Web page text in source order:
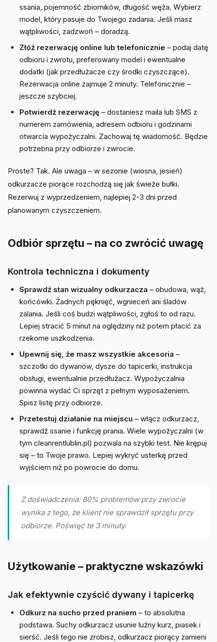
ssania, pojemność zbiorników, długość węża. Wybierz
model, który pasuje do Twojego zadania. Jeśli masz
wątpliwości, zadzwoń – doradzą.
Złóż rezerwację online lub telefonicznie – podaj datę
odbioru i zwrotu, preferowany model i ewentualne
dodatki (jak przedłużacze czy środki czyszczące).
Rezerwacja online zajmuje 2 minuty. Telefonicznie –
jeszcze szybciej.
Potwierdź rezerwację – dostaniesz maila lub SMS z
numerem zamówienia, adresem odbioru i godzinami
otwarcia wypożyczalni. Zachowaj tę wiadomość. Będzie
potrzebna przy odbiorze i zwrocie.
Proste? Tak. Ale uwaga – w sezonie (wiosna, jesień)
odkurzacze piorące rozchodzą się jak świeże bułki.
Rezerwuj z wyprzedzeniem, najlepiej 2-3 dni przed
planowanym czyszczeniem.
Odbiór sprzętu – na co zwrócić uwagę
Kontrola techniczna i dokumenty
Sprawdź stan wizualny odkurzacza – obudowa, wąż,
końcówki. Żadnych pęknięć, wgnieceń ani śladów
zalania. Jeśli coś budzi wątpliwości, zgłoś to od razu.
Lepiej stracić 5 minut na oględziny niż potem płacić za
rzekome uszkodzenia.
Upewnij się, że masz wszystkie akcesoria –
szczotki do dywanów, dysze do tapicerki, instrukcja
obsługi, ewentualnie przedłużacz. Wypożyczalnia
powinna wydać Ci sprzęt z pełnym wyposażeniem.
Spisz listę przy odbiorze.
Przetestuj działanie na miejscu – włącz odkurzacz,
sprawdź ssanie i funkcję prania. Wiele wypożyczalni (w
tym cleanrentlublin.pl) pozwala na szybki test. Nie krępuj
się – to Twoje prawo. Lepiej wykryć usterkę przed
wyjściem niż po powrocie do domu.
Z doświadczenia: 80% problemów przy zwrocie
wynika z tego, że klient nie sprawdził sprzętu przy
odbiorze. Poświęć te 3 minuty.
Użytkowanie – praktyczne wskazówki
Jak efektywnie czyścić dywany i tapicerkę
Odkurz na sucho przed praniem – to absolutna
podstawa. Suchy odkurzacz usunie luźny kurz, piasek i
sierść. Jeśli tego nie zrobisz, odkurzacz piorący zamieni